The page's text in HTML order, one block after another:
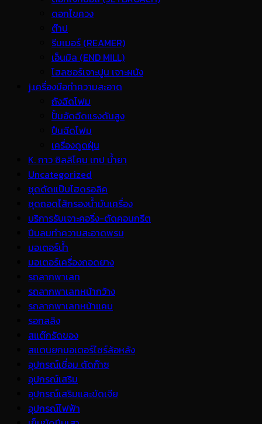
ดอกไขควง
ต๊าป
รีมเมอร์ (REAMER)
เอ็นมิล (END MILL)
โฮลซอร์เจาะปูน เจาะผนัง
j.เครื่องมือทำความสะอาด
ถังฉีดโฟม
ปั้มอัดฉีดแรงดันสูง
ปืนฉีดโฟม
เครื่องดูดฝุ่น
K. กาว ซิลลิโคน เทป น้ำยา
Uncategorized
ชุดดัดแป๊บไฮดรอลิค
ชุดถอดไส้กรองน้ำมันเครื่อง
บริการรับเจาะคอริ่ง-ตัดคอนกรีต
ปืนลมทำความสะอาดพรม
มอเตอร์น้ำ
มอเตอร์เครื่องถอดยาง
รถลากพาเลท
รถลากพาเลทหน้ากว้าง
รถลากพาเลทหน้าแคบ
รอกสลิง
สแต๊กรัดของ
สแตนยกมอเตอร์ไซร์ล้อหลัง
อุปกรณ์เชื่อม ตัดก๊าซ
อุปกรณ์เสริม
อุปกรณ์เสริมและขัดเจีย
อุปกรณ์ไฟฟ้า